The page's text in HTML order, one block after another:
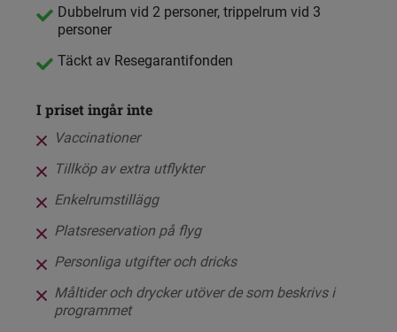
Dubbelrum vid 2 personer, trippelrum vid 3
personer
Täckt av Resegarantifonden
I priset ingår inte
Vaccinationer
Tillköp av extra utflykter
Enkelrumstillägg
Platsreservation på flyg
Personliga utgifter och dricks
Måltider och drycker utöver de som beskrivs i
programmet